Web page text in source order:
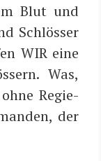
Blut und
Schlös­ser
WIR eine
Was,
Regie­
der